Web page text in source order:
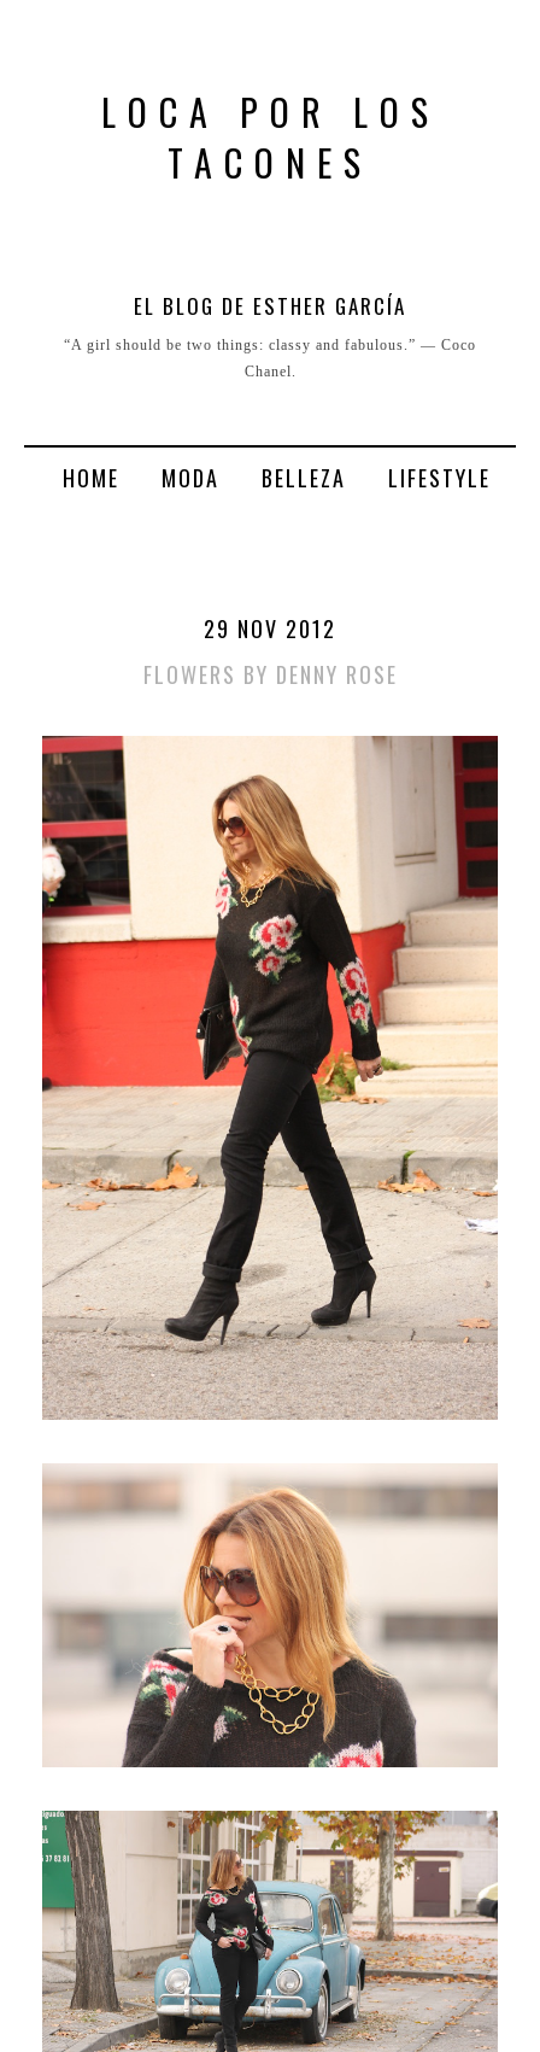
LOCA POR LOS
TACONES
EL BLOG DE ESTHER GARCÍA
“A girl should be two things: classy and fabulous.” ― Coco
Chanel.
HOME MODA BELLEZA LIFESTYLE
29 NOV 2012
FLOWERS BY DENNY ROSE